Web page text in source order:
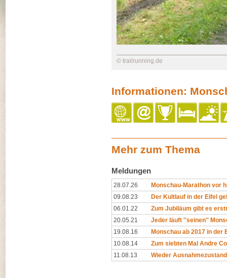
© trailrunning.de
Informationen:
Mehr zum Thema
Meldungen
28.07.26
Monschau-Marathon vor
09.08.23
Der Kultlauf in der Eifel
06.01.22
Zum Jubiläum gibt es
20.05.21
Jeder läuft ''seinen''
19.08.16
Monschau ab 2017 in der
10.08.14
Zum siebten Mal Andre
11.08.13
Wieder